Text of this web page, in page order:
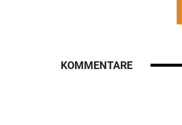
KOMMENTARE